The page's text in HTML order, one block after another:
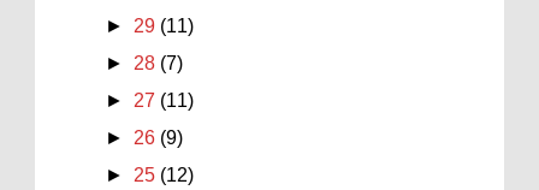
► 29 (11)
► 28 (7)
► 27 (11)
► 26 (9)
► 25 (12)